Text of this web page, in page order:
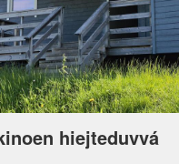
hiejteduvvá